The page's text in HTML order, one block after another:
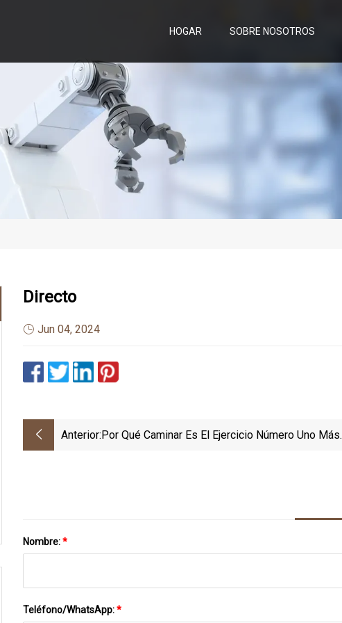
HOGAR SOBRE NOSOTROS
Directo
Jun 04, 2024
Anterior:Por Qué Caminar Es El Ejercicio Número Uno Más
Nombre:*
Teléfono/WhatsApp:*